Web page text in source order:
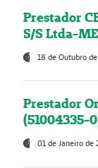
Prestador
S/S Ltda-
18 de Outubro
Prestador
(51004335-
01 de Janeiro de